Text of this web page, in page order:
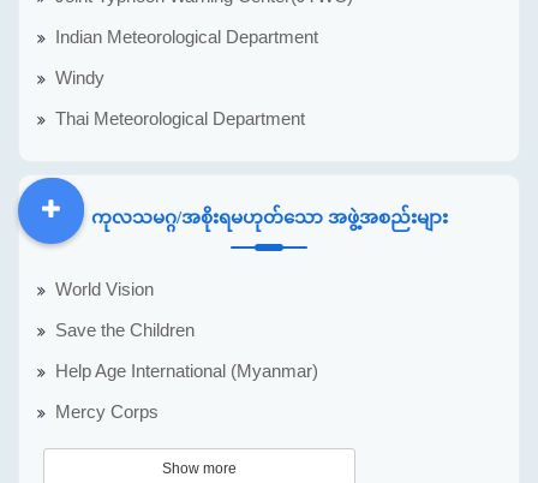
Indian Meteorological Department
Windy
Thai Meteorological Department
ကုလသမဂ္ဂ/အစိုးရမဟုတ်သော အဖွဲ့အစည်းများ
World Vision
Save the Children
Help Age International (Myanmar)
Mercy Corps
Show more
DDM